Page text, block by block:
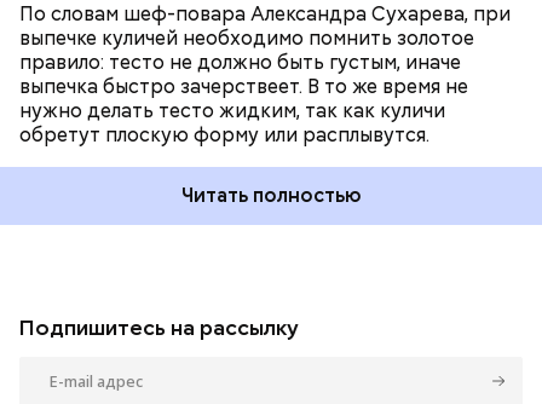
По словам шеф-повара Александра Сухарева, при
выпечке куличей необходимо помнить золотое
правило: тесто не должно быть густым, иначе
выпечка быстро зачерствеет. В то же время не
нужно делать тесто жидким, так как куличи
обретут плоскую форму или расплывутся.
Читать полностью
Подпишитесь на рассылку